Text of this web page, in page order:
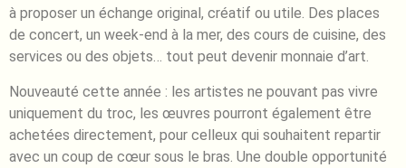
à proposer un échange original, créatif ou utile. Des places
de concert, un week-end à la mer, des cours de cuisine, des
services ou des objets… tout peut devenir monnaie d’art.
Nouveauté cette année : les artistes ne pouvant pas vivre
uniquement du troc, les œuvres pourront également être
achetées directement, pour celleux qui souhaitent repartir
avec un coup de cœur sous le bras. Une double opportunité